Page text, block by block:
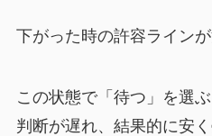
下がった時の許容ライン
この状態で「待つ」を選ぶ
判断が遅れ、結果的に安